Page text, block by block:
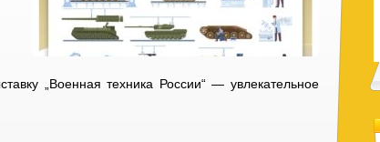
„Военная техника России“ — увлекательное